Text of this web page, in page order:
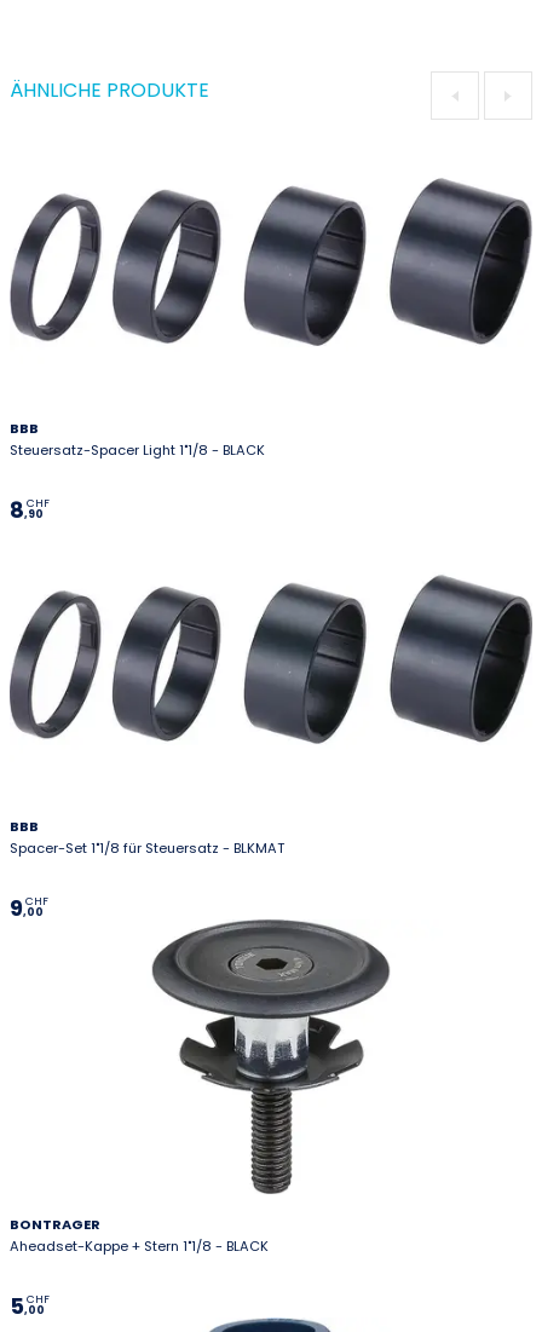
ÄHNLICHE PRODUKTE
BBB
Steuersatz-Spacer Light 1"1/8 - BLACK
8,90
CHF
BBB
Spacer-Set 1"1/8 für Steuersatz - BLKMAT
9,00
CHF
BONTRAGER
Aheadset-Kappe + Stern 1"1/8 - BLACK
5,00
CHF